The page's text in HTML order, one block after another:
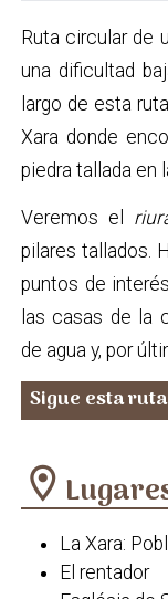
Ruta circular de
una dificultad
largo de esta
Xara donde
piedra tallada en
Veremos el
pilares tallados.
puntos de
las casas de la
de agua y, por
Sigue esta ruta
location_on
La Xara:
El rentador